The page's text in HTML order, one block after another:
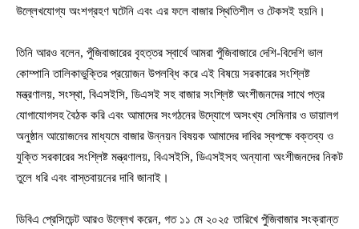
উল্লেখযোগ্য অংশগ্রহণ ঘটেনি এবং এর ফলে বাজার স্থিতিশীল ও টেকসই হয়নি।
তিনি আরও বলেন, পুঁজিবাজারের বৃহত্তর স্বার্থে আমরা পুঁজিবাজারে দেশি-বিদেশি ভাল
কোম্পানি তালিকাভুক্তির প্রয়োজন উপলব্ধি করে এই বিষয়ে সরকারের সংশ্লিষ্ট
মন্ত্রণালয়, সংস্থা, বিএসইসি, ডিএসই সহ বাজার সংশ্লিষ্ট অংশীজনদের সাথে পত্র
যোগাযোগসহ বৈঠক করি এবং আমাদের সংগঠনের উদ্যোগে অসংখ্য সেমিনার ও ডায়ালগ
অনুষ্ঠান আয়োজনের মাধ্যমে বাজার উন্নয়ন বিষয়ক আমাদের দাবির স্বপক্ষে বক্তব্য ও
যুক্তি সরকারের সংশ্লিষ্ট মন্ত্রণালয়, বিএসইসি, ডিএসইসহ অন্যানা অংশীজনদের নিকট
তুলে ধরি এবং বাস্তবায়নের দাবি জানাই।
ডিবিএ প্রেসিডেন্ট আরও উল্লেখ করেন, গত ১১ মে ২০২৫ তারিখে পুঁজিবাজার সংক্রান্ত